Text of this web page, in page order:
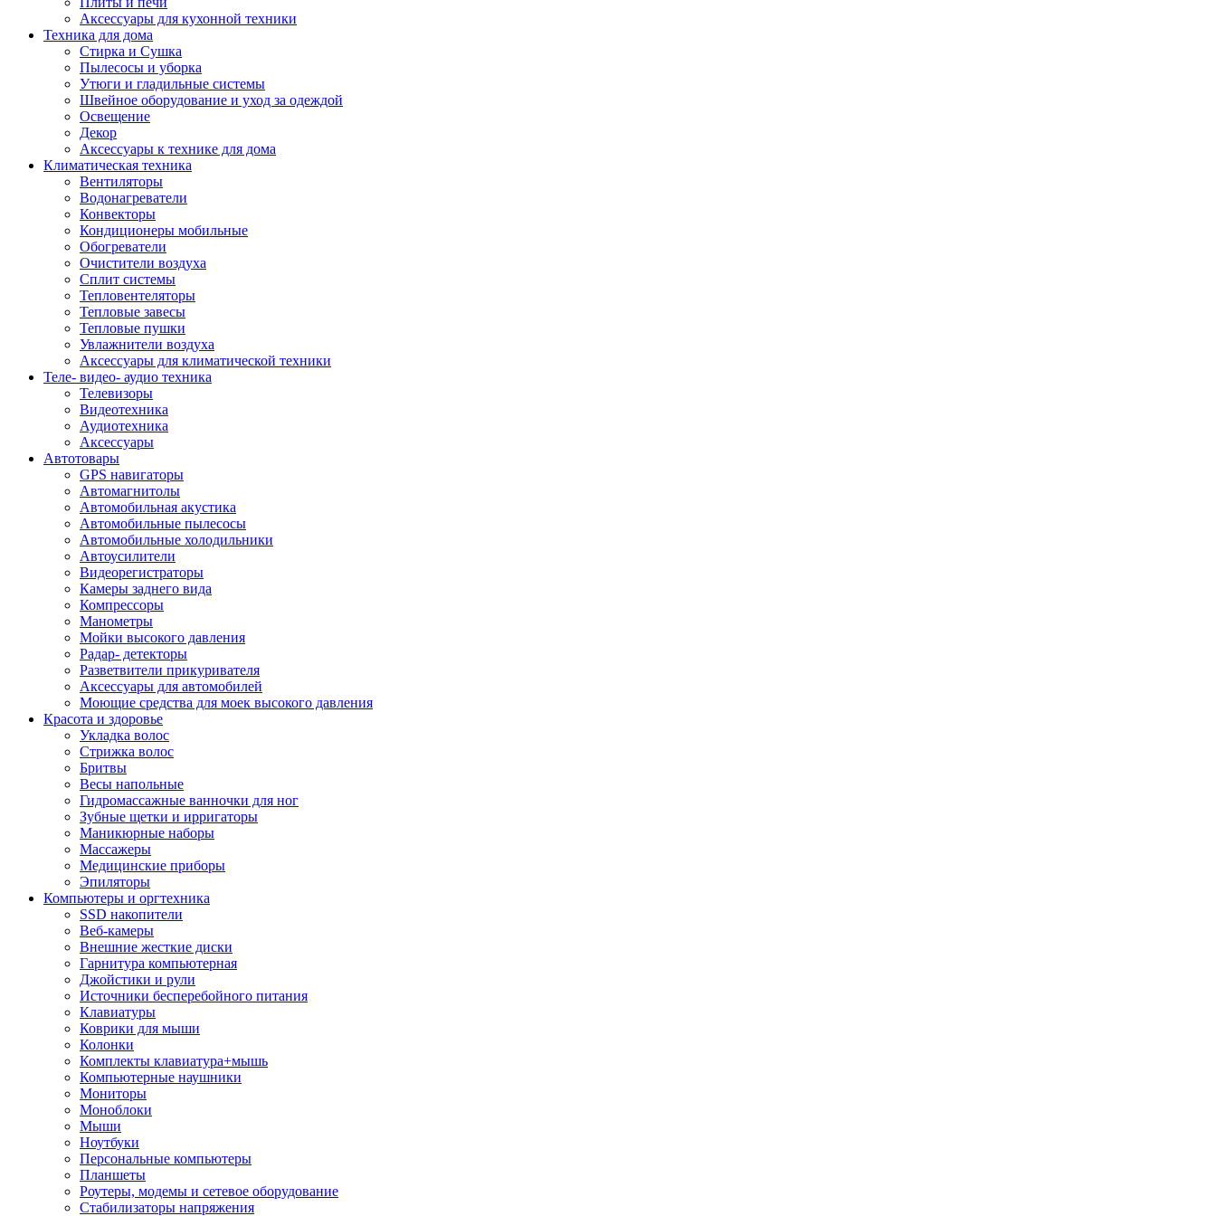
Аксессуары для кухонной техники
Техника для дома
Стирка и Сушка
Пылесосы и уборка
Утюги и гладильные системы
Швейное оборудование и уход за одеждой
Освещение
Декор
Аксессуары к технике для дома
Климатическая техника
Вентиляторы
Водонагреватели
Конвекторы
Кондиционеры мобильные
Обогреватели
Очистители воздуха
Сплит системы
Тепловентеляторы
Тепловые завесы
Тепловые пушки
Увлажнители воздуха
Аксессуары для климатической техники
Теле- видео- аудио техника
Телевизоры
Видеотехника
Аудиотехника
Аксессуары
Автотовары
GPS навигаторы
Автомагнитолы
Автомобильная акустика
Автомобильные пылесосы
Автомобильные холодильники
Автоусилители
Видеорегистраторы
Камеры заднего вида
Компрессоры
Манометры
Мойки высокого давления
Радар- детекторы
Разветвители прикуривателя
Аксессуары для автомобилей
Моющие средства для моек высокого давления
Красота и здоровье
Укладка волос
Стрижка волос
Бритвы
Весы напольные
Гидромассажные ванночки для ног
Зубные щетки и ирригаторы
Маникюрные наборы
Массажеры
Медицинские приборы
Эпиляторы
Компьютеры и оргтехника
SSD накопители
Веб-камеры
Внешние жесткие диски
Гарнитура компьютерная
Джойстики и рули
Источники бесперебойного питания
Клавиатуры
Коврики для мыши
Колонки
Комплекты клавиатура+мышь
Компьютерные наушники
Мониторы
Моноблоки
Мыши
Ноутбуки
Персональные компьютеры
Планшеты
Роутеры, модемы и сетевое оборудование
Стабилизаторы напряжения